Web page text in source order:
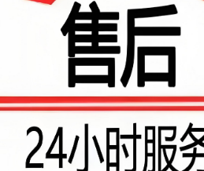
（点击咨询）（2
美的空调客服热线
击咨询）（2）
空调24小时统一报
后维修服务统一客
扫描二维码继续阅读
忘记密码？ 找回